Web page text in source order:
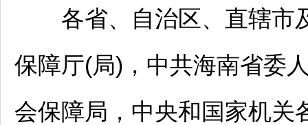
各省、自治区、直辖市
保障厅(局)，中共海南省委
会保障局，中央和国家机关